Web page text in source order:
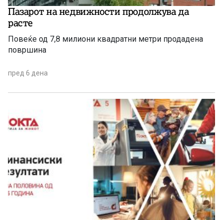
Пазарот на недвижности продолжува да
расте
Повеќе од 7,8 милиони квадратни метри продадена
површина
пред 6 дена